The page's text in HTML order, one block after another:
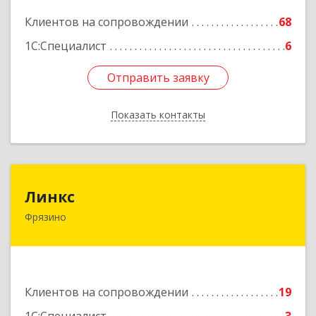
Клиентов на сопровождении
68
1С:Специалист
6
Отправить заявку
Показать контакты
Отправить заявку
Назад
Линкс
Фрязино
Клиентов на сопровождении
19
141190, Московская обл, Фрязино г, Заводской